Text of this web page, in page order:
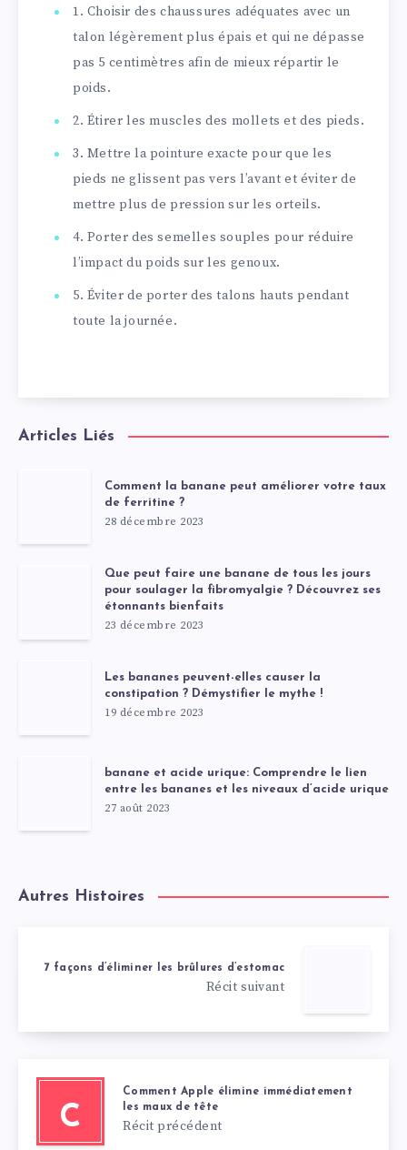
1. Choisir des chaussures adéquates avec un
talon légèrement plus épais et qui ne dépasse
pas 5 centimètres afin de mieux répartir le
poids.
2. Étirer les muscles des mollets et des pieds.
3. Mettre la pointure exacte pour que les
pieds ne glissent pas vers l’avant et éviter de
mettre plus de pression sur les orteils.
4. Porter des semelles souples pour réduire
l’impact du poids sur les genoux.
5. Éviter de porter des talons hauts pendant
toute la journée.
Articles Liés
Comment la banane peut améliorer votre taux
de ferritine ?
28 décembre 2023
Que peut faire une banane de tous les jours
pour soulager la fibromyalgie ? Découvrez ses
étonnants bienfaits
23 décembre 2023
Les bananes peuvent-elles causer la
constipation ? Démystifier le mythe !
19 décembre 2023
banane et acide urique: Comprendre le lien
entre les bananes et les niveaux d’acide urique
27 août 2023
Autres Histoires
7 façons d’éliminer les brûlures d’estomac
Récit suivant
C
Comment Apple élimine immédiatement
les maux de tête
Récit précédent